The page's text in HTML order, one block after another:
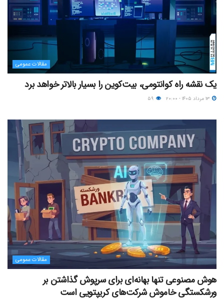
مقالات عمومی
یک نقشه راه کوانتومی، بیت‌کوین را بسیار بالاتر خواهد برد
مقالات عمومی
هوش مصنوعی تنها بهانه‌ای برای سرپوش گذاشتن بر
ورشکستگی خاموش شرکت‌های کریپتویی است